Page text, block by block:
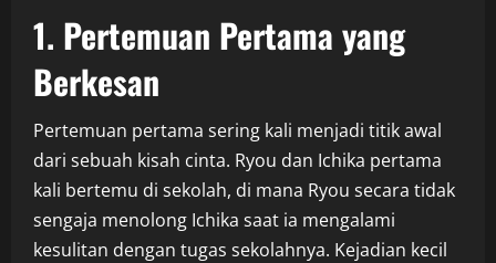
1. Pertemuan Pertama yang
Berkesan
Pertemuan pertama sering kali menjadi titik awal
dari sebuah kisah cinta. Ryou dan Ichika pertama
kali bertemu di sekolah, di mana Ryou secara tidak
sengaja menolong Ichika saat ia mengalami
kesulitan dengan tugas sekolahnya. Kejadian kecil